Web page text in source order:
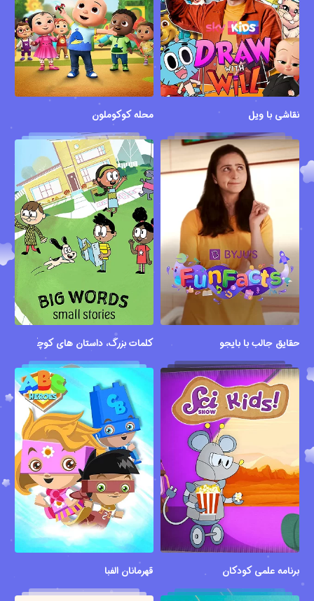
نقاشی با ویل محله کوکوملون
حقایق جالب با بایجو کلمات بزرگ، داستان های کوچک
برنامه علمی کودکان قهرمانان الفبا